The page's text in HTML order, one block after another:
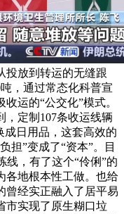
投放到转运的无缝跟
，通过常态化科普宣
运的“公交化”模式。
，定制107条收运线辆
成日用品，这套高效的
担”变成了“资本”。目
，有了这个“伶俐”的
各地根本性工做。也给
曾经实正融入了居平易
市实现了原生糊口垃